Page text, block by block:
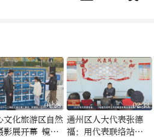
01:28
文化旅游区自然
影展开幕 镜头
02:33
通州区人大代表张德
福：用代表联络站